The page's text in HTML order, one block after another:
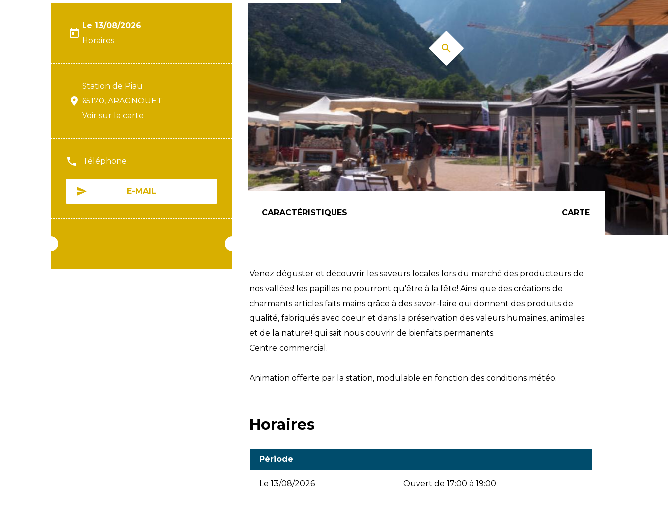
Le 13/08/2026
Horaires
Station de Piau
65170, ARAGNOUET
Voir sur la carte
Téléphone
E-MAIL
CARACTÉRISTIQUES CARTE
Venez déguster et découvrir les saveurs locales lors du marché des producteurs de
nos vallées! les papilles ne pourront qu'être à la fête! Ainsi que des créations de
charmants articles faits mains grâce à des savoir-faire qui donnent des produits de
qualité, fabriqués avec coeur et dans la préservation des valeurs humaines, animales
et de la nature!! qui sait nous couvrir de bienfaits permanents.
Centre commercial.
Animation offerte par la station, modulable en fonction des conditions météo.
Horaires
Période
Le 13/08/2026 Ouvert de 17:00 à 19:00